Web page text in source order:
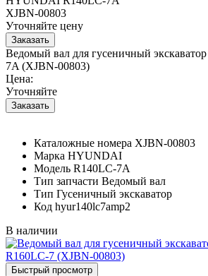
XJBN-00803
Уточняйте цену
Ведомый вал для гусеничный
7A (XJBN-00803)
Цена:
Уточняйте
Каталожные номера XJBN-00803
Марка HYUNDAI
Модель R140LC-7A
Тип запчасти Ведомый вал
Тип Гусеничный экскаватор
Код hyur140lc7amp2
В наличии